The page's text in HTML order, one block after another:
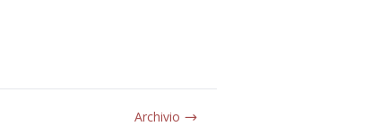
Archivio